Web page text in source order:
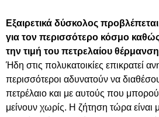
Εξαιρετικά δύσκολος
για τον περισσότερο κόσμο
την τιμή του πετρελαίου
Ήδη στις πολυκατοικίες επικρατεί
περισσότεροι αδυνατούν να
πετρέλαιο και με αυτούς που
μείνουν χωρίς. Η ζήτηση τώρα είναι